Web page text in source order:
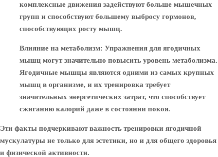
комплексные движения задействуют больше мышечных
групп и способствуют большему выбросу гормонов,
способствующих росту мышц.
Влияние на метаболизм: Упражнения для ягодичных
мышц могут значительно повысить уровень метаболизма.
Ягодичные мышцы являются одними из самых крупных
мышц в организме, и их тренировка требует
значительных энергетических затрат, что способствует
сжиганию калорий даже в состоянии покоя.
Эти факты подчеркивают важность тренировки ягодичной
мускулатуры не только для эстетики, но и для общего здоровья
и физической активности.